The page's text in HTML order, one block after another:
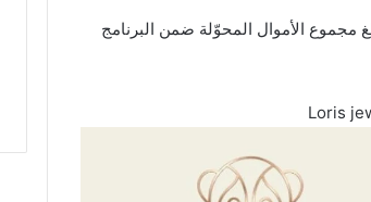
163,099 أسرة لبنانية، ما يعادل 776,683 فرداً، ويبلغ مجموع الأموال المحوّلة ضمن البرنامج
Loris